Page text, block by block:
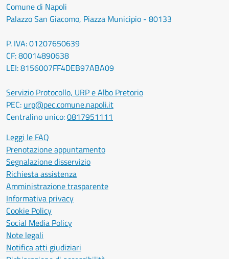
Comune di Napoli
Palazzo San Giacomo, Piazza Municipio - 80133
P. IVA: 01207650639
CF: 80014890638
LEI: 8156007FF4DEB97ABA09
Servizio Protocollo, URP e Albo Pretorio
PEC: urp@pec.comune.napoli.it
Centralino unico:0817951111
Leggi le FAQ
Prenotazione appuntamento
Segnalazione disservizio
Richiesta assistenza
Amministrazione trasparente
Informativa privacy
Cookie Policy
Social Media Policy
Note legali
Notifica atti giudiziari